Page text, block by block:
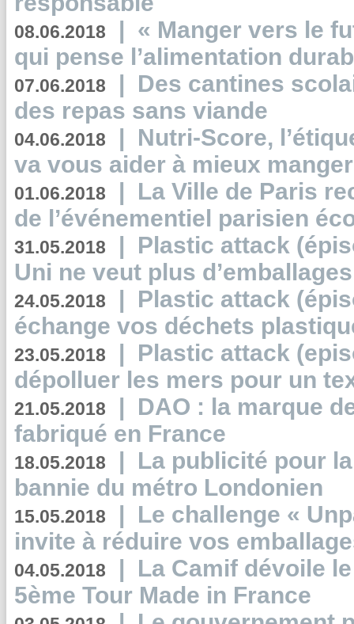
08.06.2018 | « Manger vers le
qui pense l’alimentation
07.06.2018 | Des cantines
des repas sans viande
04.06.2018 | Nutri-Score,
va vous aider à mieux
01.06.2018 | La Ville de Paris
de l’événementiel parisien
31.05.2018 | Plastic attack
Uni ne veut plus
24.05.2018 | Plastic attack
échange vos déchets
23.05.2018 | Plastic attack
dépolluer les mers pour un
21.05.2018 | DAO : la marque
fabriqué en France
18.05.2018 | La publicité pour
bannie du métro Londonien
15.05.2018 | Le challenge «
invite à réduire vos
04.05.2018 | La Camif dévoile
5ème Tour Made in France